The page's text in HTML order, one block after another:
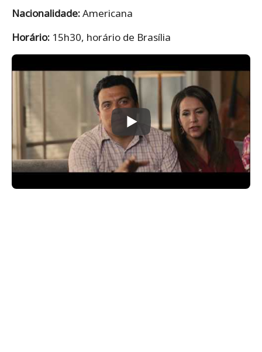
Nacionalidade:Americana
Horário: 15h30, horário de Brasília